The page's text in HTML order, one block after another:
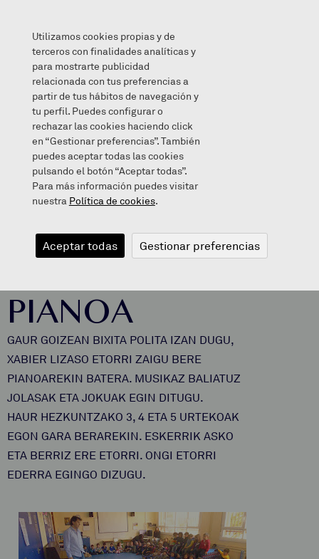
XABIER LIZASO ETA BERE PIANOA
2017/03/29
XABIER LIZASO
ETA BERE
PIANOA
GAUR GOIZEAN BIXITA POLITA IZAN DUGU,
XABIER LIZASO ETORRI ZAIGU BERE
PIANOAREKIN BATERA. MUSIKAZ BALIATUZ
JOLASAK ETA JOKUAK EGIN DITUGU.
HAUR HEZKUNTZAKO 3, 4 ETA 5 URTEKOAK
EGON GARA BERAREKIN. ESKERRIK ASKO
ETA BERRIZ ERE ETORRI. ONGI ETORRI
EDERRA EGINGO DIZUGU.
Utilizamos cookies propias y de
terceros con finalidades analíticas y
para mostrarte publicidad
relacionada con tus preferencias a
partir de tus hábitos de navegación y
tu perfil. Puedes configurar o
rechazar las cookies haciendo click
en “Gestionar preferencias”. También
puedes aceptar todas las cookies
pulsando el botón “Aceptar todas”.
Para más información puedes visitar
nuestra Política de cookies.
Aceptar todas Gestionar preferencias